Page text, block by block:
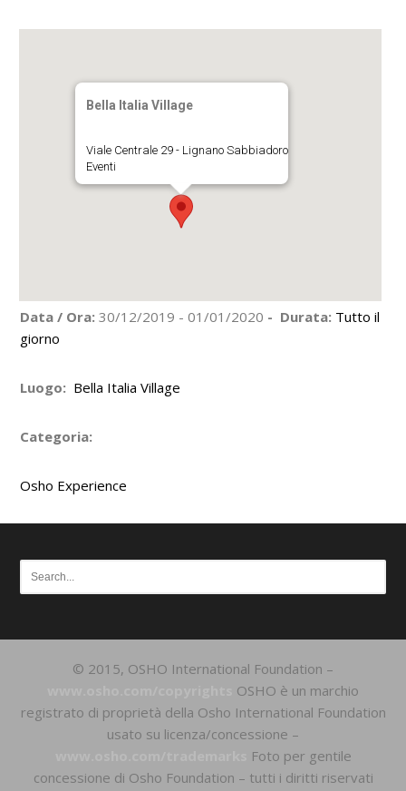
Bella Italia Village
Viale Centrale 29 - Lignano Sabbiadoro
Eventi
Data / Ora:30/12/2019 - 01/01/2020 - Durata: Tutto il
giorno
Luogo: Bella Italia Village
Categoria:
Osho Experience
© 2015, OSHO International Foundation –
OSHO è un marchio
registrato di proprietà della Osho International Foundation
usato su licenza/concessione –
Foto per gentile
concessione di Osho Foundation – tutti i diritti riservati